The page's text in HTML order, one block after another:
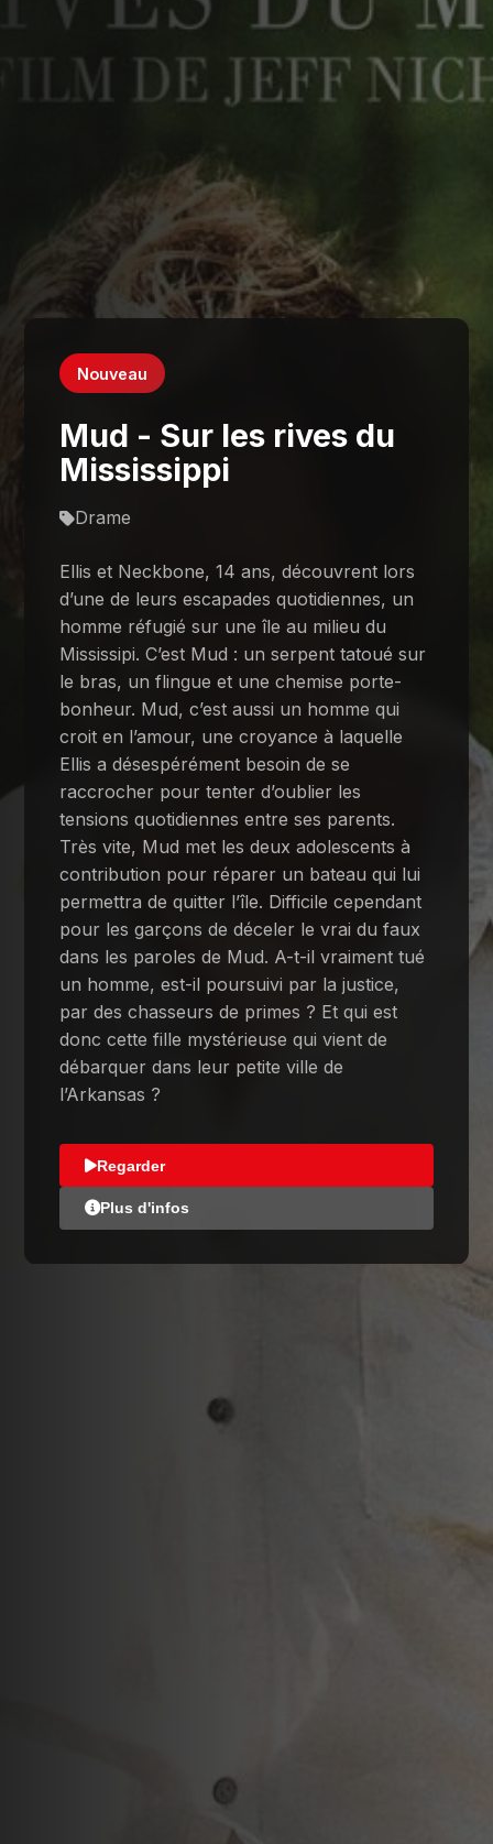
Nouveau
Mud - Sur les rives du
Mississippi
Drame
Ellis et Neckbone, 14 ans, découvrent lors
d’une de leurs escapades quotidiennes, un
homme réfugié sur une île au milieu du
Mississipi. C’est Mud : un serpent tatoué sur
le bras, un flingue et une chemise porte-
bonheur. Mud, c’est aussi un homme qui
croit en l’amour, une croyance à laquelle
Ellis a désespérément besoin de se
raccrocher pour tenter d’oublier les
tensions quotidiennes entre ses parents.
Très vite, Mud met les deux adolescents à
contribution pour réparer un bateau qui lui
permettra de quitter l’île. Difficile cependant
pour les garçons de déceler le vrai du faux
dans les paroles de Mud. A-t-il vraiment tué
un homme, est-il poursuivi par la justice,
par des chasseurs de primes ? Et qui est
donc cette fille mystérieuse qui vient de
débarquer dans leur petite ville de
l’Arkansas ?
Regarder
Plus d'infos